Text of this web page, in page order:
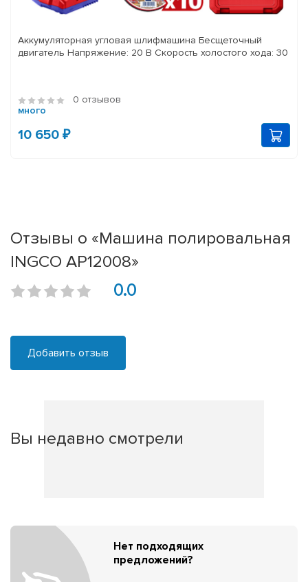
Аккумуляторная угловая шлифмашина Бесщеточный
двигатель Напряжение: 20 В Скорость холостого хода: 30
0 отзывов
много
10 650 ₽
Отзывы о «Машина полировальная
INGCO AP12008»
0.0
Добавить отзыв
Вы недавно смотрели
Нет подходящих
предложений?